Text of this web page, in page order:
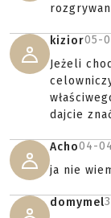
kizior05-
Jeżeli
dajcie
Acho04-
ja nie
domymel